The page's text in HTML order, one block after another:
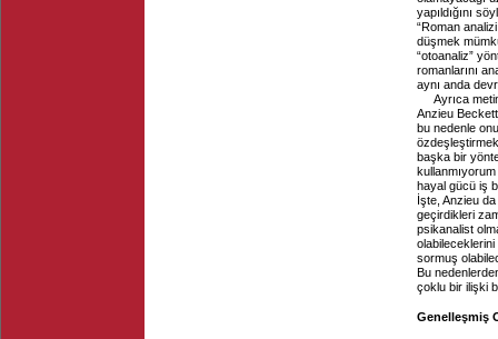
yapıldığını
“Roman
düşmek
“otoanaliz”
romanlarını
aynı anda
Ayrıca
Anzieu
bu nedenle
başka bir
hayal gücü iş
İşte, Anzieu
geçirdikleri
psikanalist
sormuş
Bu
çoklu bir ilişki
Genelleşmiş